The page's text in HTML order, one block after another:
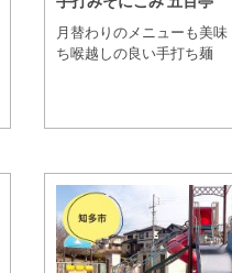
月替わりのメニューも美味
ち喉越しの良い手打ち麺